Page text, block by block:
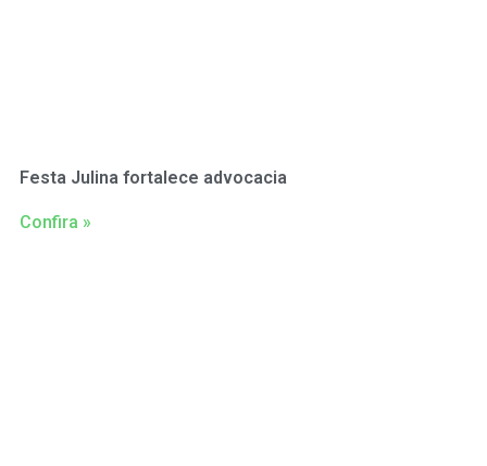
Festa Julina fortalece advocacia
Confira »